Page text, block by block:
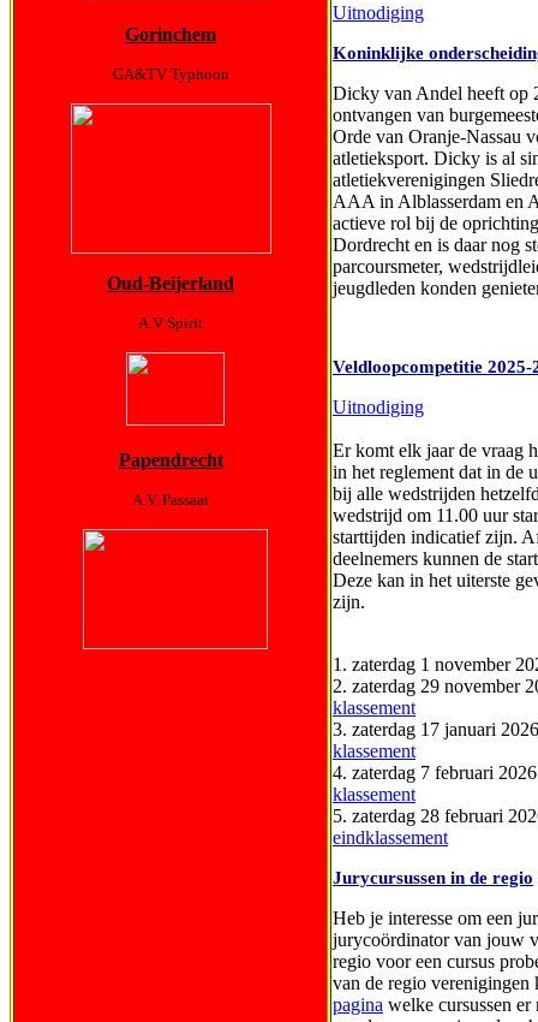
Gorinchem
GA&TV Typhoon
Oud-Beijerland
A.V Spirit
Papendrecht
A.V. Passaat
Uitnodiging
Koninklijke
Dicky van Andel heeft op
ontvangen van
Orde van Oranje-Nassau
atletieksport. Dicky is al
atletiekverenigingen
AAA in Alblasserdam en
actieve rol bij de
Dordrecht en is daar nog
parcoursmeter,
jeugdleden konden
Veldloopcompetitie 2025-
Uitnodiging
Er komt elk jaar de vraag
in het reglement dat in de
bij alle wedstrijden
wedstrijd om 11.00 uur
starttijden indicatief zijn.
deelnemers kunnen de
Deze kan in het uiterste
zijn.
1. zaterdag 1 november
2. zaterdag 29 november
klassement
3. zaterdag 17 januari
klassement
4. zaterdag 7 februari
klassement
5. zaterdag 28 februari
eindklassement
Jurycursussen in de regio
Heb je interesse om een
jurycoördinator van jouw
regio voor een cursus
van de regio verenigingen
pagina welke cursussen